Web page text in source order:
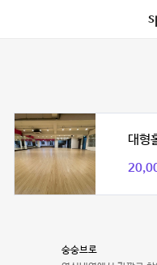
대형
숭숭브로